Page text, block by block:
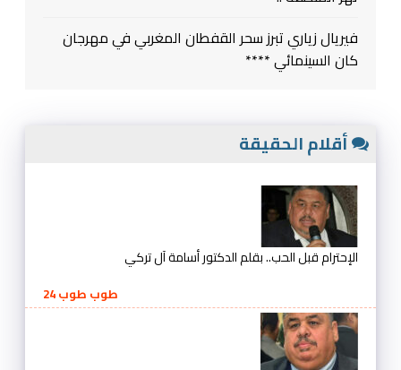
فيريال زياري تبرز سحر القفطان المغربي في مهرجان
كان السينمائي ****
أقلام الحقيقة
الإحترام قبل الحب.. بقلم الدكتور أسامة آل تركي
طوب طوب 24